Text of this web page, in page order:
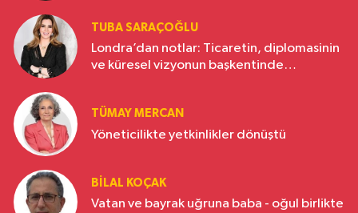
TUBA SARAÇOĞLU
Londra’dan notlar: Ticaretin, diplomasinin
ve küresel vizyonun başkentinde
TÜMAY MERCAN
Yöneticilikte yetkinlikler dönüştü
BILAL KOÇAK
Vatan ve bayrak uğruna baba - oğul birlikte